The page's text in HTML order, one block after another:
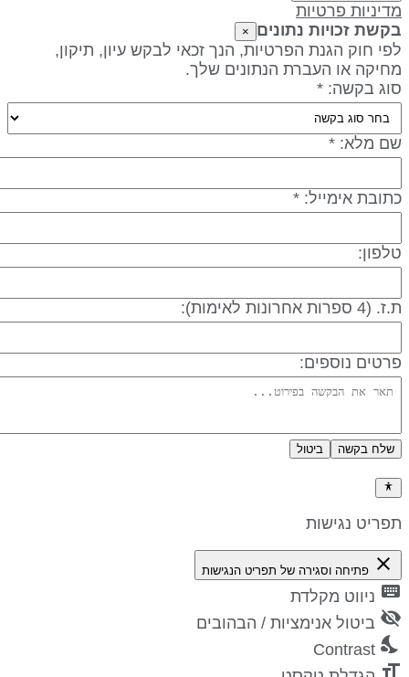
פרטיות
זכויות נתונים
חוק הגנת הפרטיות, הנך זכאי לבקש עיון, תיקון,
או העברת הנתונים שלך.
בקשה: *
מלא: *
אימייל: *
ספרות אחרונות לאימות):
נוספים:
שלח בקשה ביטול
נגישות
close פתיחה וסגירה של תפריט הנגישות
ניווט מקלדת
ביטול אנימציות / הבהובים
Contrast